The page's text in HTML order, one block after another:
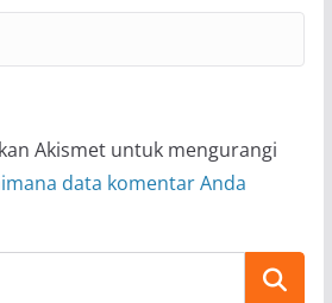
Akismet untuk mengurangi
data komentar Anda